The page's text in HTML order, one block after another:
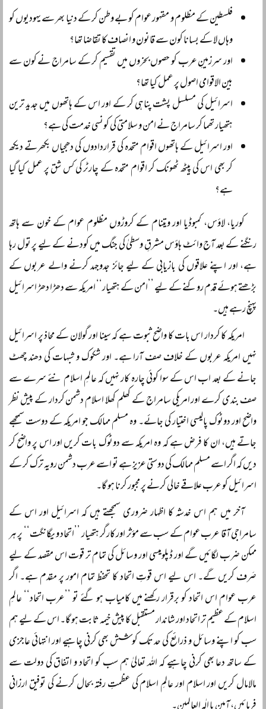
فلسطین کے مظلوم و مقہور عوام کو بے وطن کر کے دنیا بھر سے یہودیوں کو
وہاں لا کے بسانا کون سے قانون و انصاف کا تقاضا تھا؟
اور سرزمینِ عرب کو حصوں بخروں میں تقسیم کر کے سامراج نے کون سے
بین الاقوامی اصول پر عمل کیا تھا؟
اسرائیل کی مسلسل پشت پناہی کر کے اور اس کے ہاتھوں میں جدید ترین
ہتھیار تھما کر سامراج نے امن و سلامتی کی کونسی خدمت کی ہے؟
اور اسرائیل کے ہاتھوں اقوام متحدہ کی قراردادوں کی دھجیاں بکھرتے دیکھ
کر بھی اس کی پیٹھ ٹھونک کر اقوام متحدہ کے چارٹر کی کس شق پر عمل کیا گیا
ہے؟
کوریا، لاؤس، کمبوڈیا اور ویتنام کے کروڑوں مظلوم عوام کے خون سے ہاتھ
رنگنے کے بعد آج وائٹ ہاؤس مشرقِ وسطیٰ کی جنگ میں کودنے کے لیے پر تول رہا
ہے، اور اپنے علاقوں کی بازیابی کے لیے جائز جدوجہد کرنے والے عربوں کے
بڑھتے ہوئے قدم روکنے کے لیے ’’امن کے ہتھیار‘‘ امریکہ سے دھڑا دھڑ اسرائیل
پہنچ رہے ہیں۔
امریکہ کا کردار اس بات کا واضح ثبوت ہے کہ سینا اور گولان کے محاذ پر اسرائیل
نہیں امریکہ عربوں کے خلاف صف آرا ہے۔ اور شکوک و شبہات کی دھند چھٹ
جانے کے بعد اب اس کے سوا کوئی چارہ کار نہیں کہ عالمِ اسلام نئے سرے سے
صف بندی کرے اور امریکی سامراج کے کھلم کھلا اسلام دشمن کردار کے پیش نظر
واضح اور دوٹوک پالیسی اختیار کی جائے۔ وہ مسلم ممالک جو امریکہ کے دوست سمجھے
جاتے ہیں، ان کا فرض ہے کہ وہ امریکہ سے دوٹوک بات کریں اور اس پر واضح کر
دیں کہ اگر اسے مسلم ممالک کی دوستی عزیز ہے تو اسے عرب دشمن رویہ ترک کر کے
اسرائیل کو عرب علاقے خالی کرنے پر مجبور کرنا ہو گا۔
آخر میں ہم اس خدشہ کا اظہار ضروری سمجھتے ہیں کہ اسرائیل اور اس کے
سامراجی آقا عرب عوام کے سب سے مؤثر اور کارگر ہتھیار ’’اتحاد و یگانگت‘‘ پر ہر
ممکن ضرب لگائیں گے اور ڈپلومیسی اور وسائل کی تمام تر قوت اس مقصد کے لیے
صَرف کریں گے۔ اس لیے اس قوتِ اتحاد کا تحفظ تمام امور پر مقدم ہے۔ اگر
عرب عوام اس اتحاد کو برقرار رکھنے میں کامیاب ہو گئے تو ’’عرب اتحاد‘‘ عالمِ
اسلام کے عظیم تر اتحاد اور شاندار مستقبل کا پیش خیمہ ثابت ہو گا۔ اس کے لیے ہم
سب کو اپنے وسائل و ذرائع کی حد تک کوشش بھی کرنی چاہیے اور انتہائی عاجزی
کے ساتھ دعا بھی کرنی چاہیے کہ اللہ تعالیٰ ہم سب کو اتحاد و اتفاق کی دولت سے
مالامال کریں اور اسلام اور عالمِ اسلام کی عظمتِ رفتہ بحال کرنے کی توفیق ارزانی